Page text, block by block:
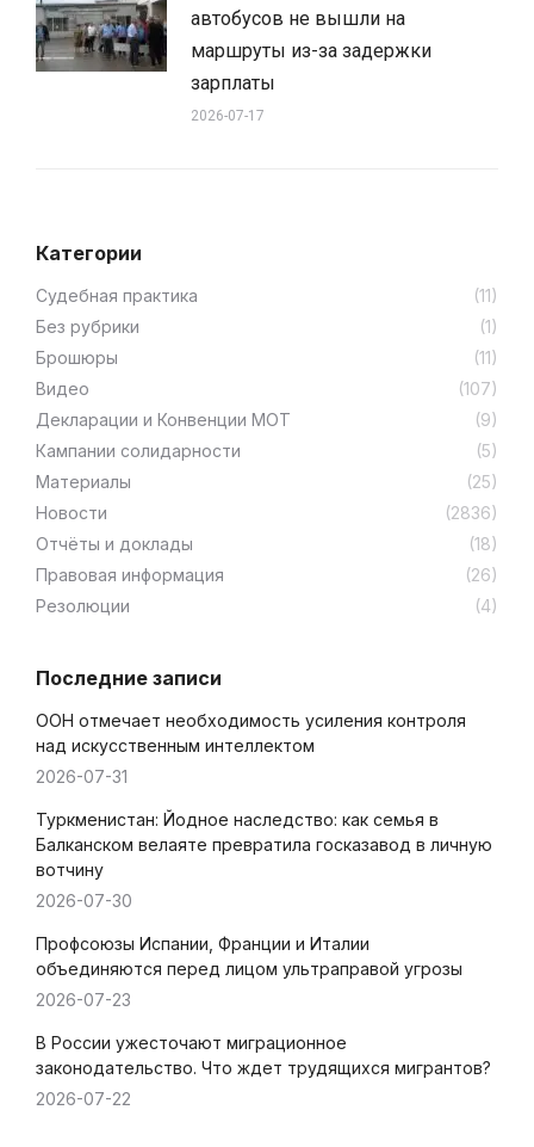
автобусов не вышли на
маршруты из-за задержки
зарплаты
2026-07-17
Категории
Cудебная практика
(11)
Без рубрики
(1)
Брошюры
(11)
Видео
(107)
Декларации и Конвенции МОТ
(9)
Кампании солидарности
(5)
Материалы
(25)
Новости
(2836)
Отчёты и доклады
(18)
Правовая информация
(26)
Резолюции
(4)
Последние записи
ООН отмечает необходимость усиления контроля
над искусственным интеллектом
2026-07-31
Туркменистан: Йодное наследство: как семья в
Балканском велаяте превратила госказавод в личную
вотчину
2026-07-30
Профсоюзы Испании, Франции и Италии
объединяются перед лицом ультраправой угрозы
2026-07-23
В России ужесточают миграционное
законодательство. Что ждет трудящихся мигрантов?
2026-07-22